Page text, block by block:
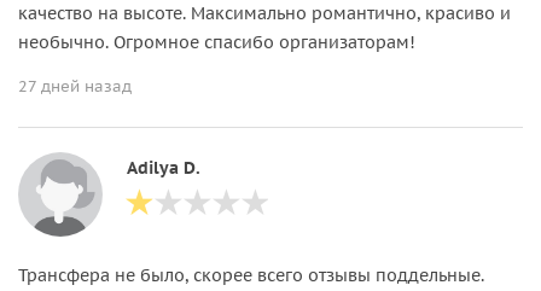
качество на высоте. Максимально романтично, красиво и
необычно. Огромное спасибо организаторам!
27 дней назад
Adilya D.
Трансфера не было, скорее всего отзывы поддельные.